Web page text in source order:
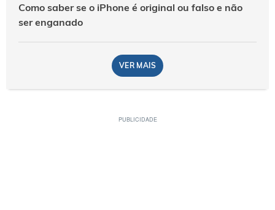
Como saber se o iPhone é original ou falso e não
ser enganado
VER MAIS